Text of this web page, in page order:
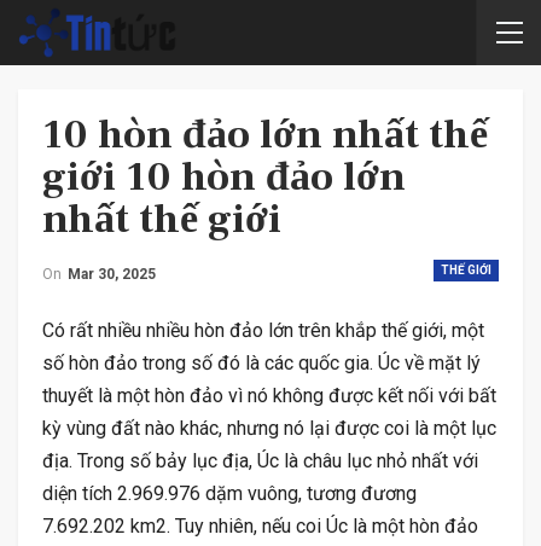
10 hòn đảo lớn nhất thế
giới 10 hòn đảo lớn
nhất thế giới
THẾ GIỚI
On Mar 30, 2025
Có rất nhiều nhiều hòn đảo lớn trên khắp thế giới, một
số hòn đảo trong số đó là các quốc gia. Úc về mặt lý
thuyết là một hòn đảo vì nó không được kết nối với bất
kỳ vùng đất nào khác, nhưng nó lại được coi là một lục
địa. Trong số bảy lục địa, Úc là châu lục nhỏ nhất với
diện tích 2.969.976 dặm vuông, tương đương
7.692.202 km2. Tuy nhiên, nếu coi Úc là một hòn đảo